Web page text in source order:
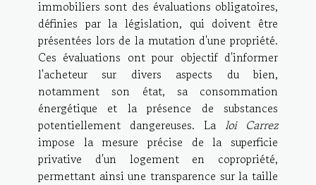
immobiliers sont des évaluations obligatoires,
définies par la législation, qui doivent être
présentées lors de la mutation d'une propriété.
Ces évaluations ont pour objectif d'informer
l'acheteur sur divers aspects du bien,
notamment son état, sa consommation
énergétique et la présence de substances
potentiellement dangereuses. La loi Carrez
impose la mesure précise de la superficie
privative d'un logement en copropriété,
permettant ainsi une transparence sur la taille